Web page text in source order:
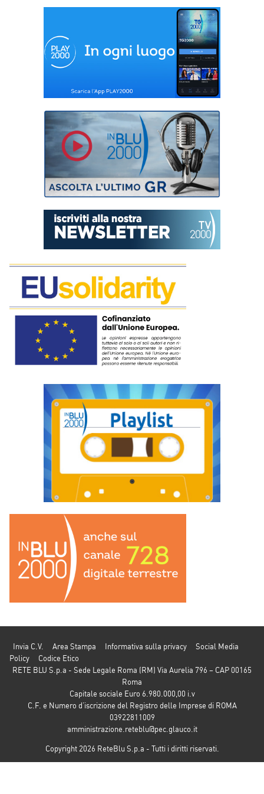
Invia C.V. Area Stampa Informativa sulla privacy
Social Media
Policy
Codice Etico
RETE BLU S.p.a - Sede Legale Roma (RM) Via Aurelia 796 – CAP 00165
Roma
Capitale sociale Euro 6.980.000,00 i.v
C.F. e Numero d’iscrizione del Registro delle Imprese di ROMA
03922811009
amministrazione.reteblu@pec.glauco.it
Copyright 2026 ReteBlu S.p.a - Tutti i diritti riservati.